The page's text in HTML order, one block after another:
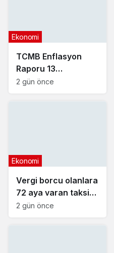
TCMB Enflasyon
Raporu 13
Ağustos’ta
Ekonomi
2 gün önce
Vergi borcu olanlara
72 aya varan taksit
fırsatı
Ekonomi
2 gün önce